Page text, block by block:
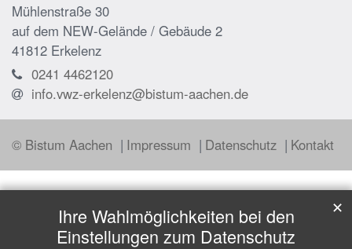
Mühlenstraße 30
auf dem NEW-Gelände / Gebäude 2
41812 Erkelenz
0241 4462120
info.vwz-erkelenz@bistum-aachen.de
© Bistum Aachen Impressum Datenschutz Kontakt
Ihre Wahlmöglichkeiten bei den
Einstellungen zum Datenschutz
✕